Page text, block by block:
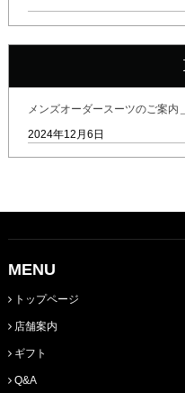
メンズオーダースーツのご案
2024年12月6日
MENU
トップページ
店舗案内
ギフト
Q&A